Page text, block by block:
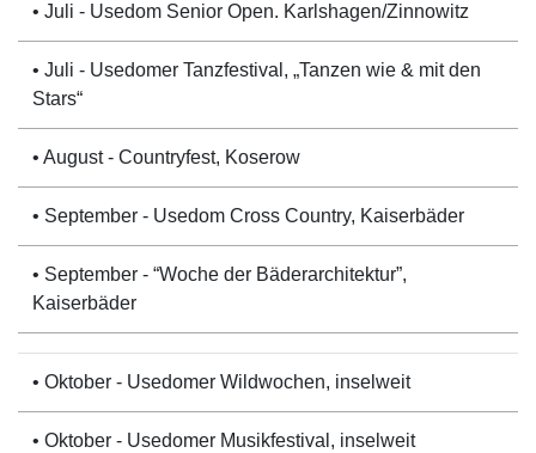
• Juli - Usedom Senior Open. Karlshagen/Zinnowitz
• Juli - Usedomer Tanzfestival, „Tanzen wie & mit den
Stars“
• August - Countryfest, Koserow
• September - Usedom Cross Country, Kaiserbäder
• September - “Woche der Bäderarchitektur”,
Kaiserbäder
• Oktober - Usedomer Wildwochen, inselweit
• Oktober - Usedomer Musikfestival, inselweit